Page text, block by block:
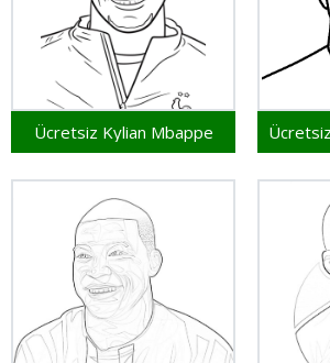
Ücretsiz Kylian Mbappe